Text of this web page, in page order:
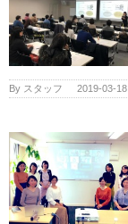
By スタッフ 2019-03-18